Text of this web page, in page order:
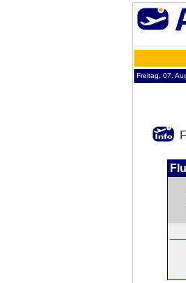
Freitag, 07.